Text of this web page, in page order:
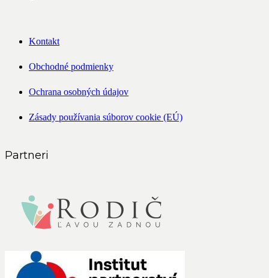
Kontakt
Obchodné podmienky
Ochrana osobných údajov
Zásady používania súborov cookie (EÚ)
Partneri